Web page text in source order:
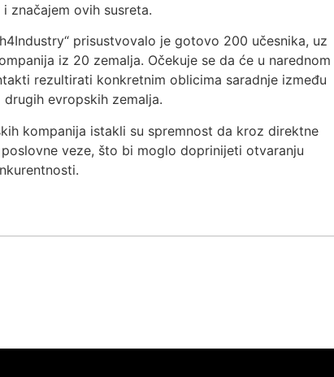
značajem ovih susreta.
prisustvovalo je gotovo 200 učesnika, uz
iz 20 zemalja. Očekuje se da će u narednom
rezultirati konkretnim oblicima saradnje između
evropskih zemalja.
kompanija istakli su spremnost da kroz direktne
veze, što bi moglo doprinijeti otvaranju